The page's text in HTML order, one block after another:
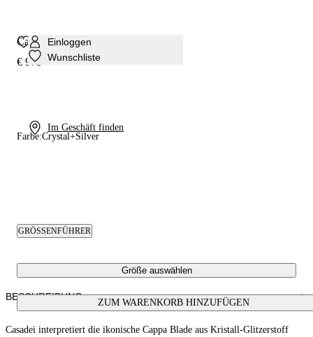
Einloggen
Wunschliste
Im Geschäft finden
Cappa Blade Godyva Sandale
€ 975
Farbe:Crystal+Silver
GRÖSSENFÜHRER
Größe auswählen
ZUM WARENKORB HINZUFÜGEN
BESCHREIBUNG
Casadei interpretiert die ikonische Cappa Blade aus Kristall-Glitzerstoff